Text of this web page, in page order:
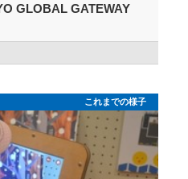
GLOBAL GATEWAY
これまでの様子